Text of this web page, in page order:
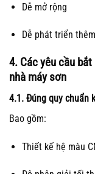
Dễ mở rộng
Dễ phát triển
4. Các yêu cầu
nhà máy sơn
4.1. Đúng quy chuẩn
Bao gồm:
Thiết kế hệ màu